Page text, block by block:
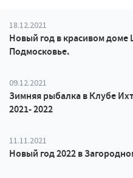
18.12.2021
Новый год в красивом доме
Подмосковье.
09.12.2021
Зимняя рыбалка в Клубе
2021- 2022
11.11.2021
Новый год 2022 в